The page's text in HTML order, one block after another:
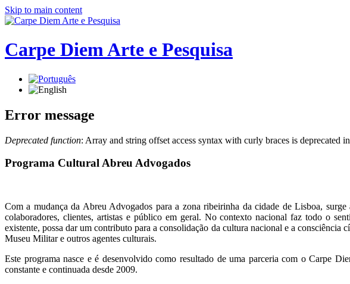
Skip to main content
Carpe Diem Arte e Pesquisa
Error message
Deprecated function: Array and string offset access syntax with curly braces is deprecated in
Programa Cultural Abreu Advogados
Com a mudança da Abreu Advogados para a zona ribeirinha da cidade de Lisboa,
colaboradores, clientes, artistas e público em geral. No contexto nacional faz todo o
existente, possa dar um contributo para a consolidação da cultura nacional e a
Museu Militar e outros agentes culturais.
Este programa nasce e é desenvolvido como resultado de uma parceria com o Carpe
constante e continuada desde 2009.